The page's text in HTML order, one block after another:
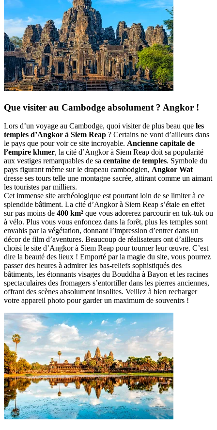
Que visiter au Cambodge absolument ? Angkor !
Lors d’un voyage au Cambodge, quoi visiter de plus beau que les
temples d’Angkor à Siem Reap ? Certains ne vont d’ailleurs dans
le pays que pour voir ce site incroyable. Ancienne capitale de
l’empire khmer, la cité d’Angkor à Siem Reap doit sa popularité
aux vestiges remarquables de sa centaine de temples. Symbole du
pays figurant même sur le drapeau cambodgien, Angkor Wat
dresse ses tours telle une montagne sacrée, attirant comme un aimant
les touristes par milliers.
Cet immense site archéologique est pourtant loin de se limiter à ce
splendide bâtiment. La cité d’Angkor à Siem Reap s’étale en effet
sur pas moins de 400 km² que vous adorerez parcourir en tuk-tuk ou
à vélo. Plus vous vous enfoncez dans la forêt, plus les temples sont
envahis par la végétation, donnant l’impression d’entrer dans un
décor de film d’aventures. Beaucoup de réalisateurs ont d’ailleurs
choisi le site d’Angkor à Siem Reap pour tourner leur œuvre. C’est
dire la beauté des lieux ! Emporté par la magie du site, vous pourrez
passer des heures à admirer les bas-reliefs sophistiqués des
bâtiments, les étonnants visages du Bouddha à Bayon et les racines
spectaculaires des fromagers s’entortiller dans les pierres anciennes,
offrant des scènes absolument insolites. Veillez à bien recharger
votre appareil photo pour garder un maximum de souvenirs !